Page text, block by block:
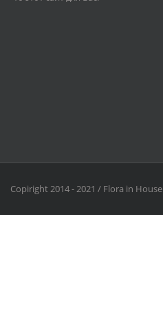
Copiright 2014 - 2021 / Flora in House